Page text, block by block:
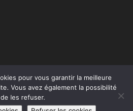
de Dingé,Bretagne Romantique
pour vous garantir la meilleure
Vous avez également la possibilité
de les refuser.